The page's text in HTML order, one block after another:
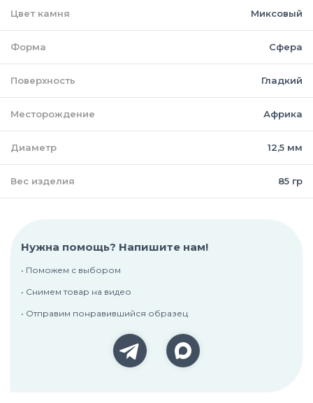
Цвет камня Миксовый
Форма Сфера
Поверхность Гладкий
Месторождение Африка
Диаметр 12,5 мм
Вес изделия 85 гр
Нужна помощь? Напишите нам!
• Поможем с выбором
• Снимем товар на видео
• Отправим понравившийся образец